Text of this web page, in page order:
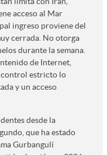
acceso al Mar
ingreso proviene del
cerrada. No otorga
durante la semana.
de Internet,
control estricto lo
y un acceso
desde la
que ha estado
Gurbangulí